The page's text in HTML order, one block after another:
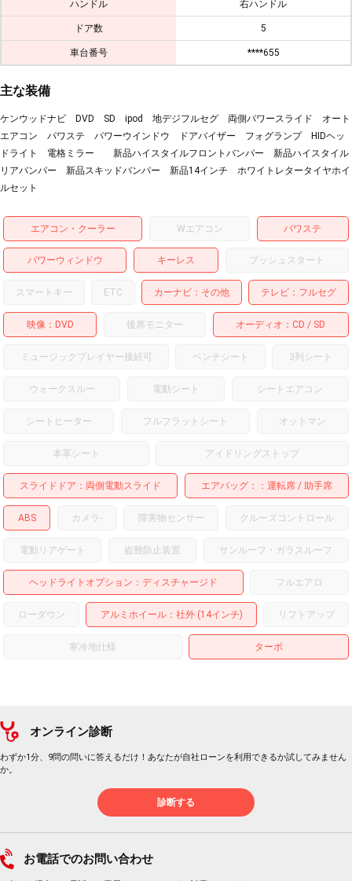
ハンドル 右ハンドル
ドア数 5
車台番号 ****655
主な装備
ケンウッドナビ DVD SD ipod 地デジフルセグ 両側パワースライド オート
エアコン パワステ パワーウインドウ ドアバイザー フォグランプ HIDヘッ
ドライト 電格ミラー 新品ハイスタイルフロントバンパー 新品ハイスタイル
リアバンパー 新品スキッドバンパー 新品14インチ ホワイトレタータイヤホイ
ルセット
エアコン・クーラー Wエアコン パワステ
パワーウィンドウ キーレス プッシュスタート
スマートキー ETC カーナビ その他 テレビ フルセグ
映像 DVD 後席モニター オーディオ CD SD
ミュージックプレイヤー接続可 ベンチシート 3列シート
ウォークスルー 電動シート シートエアコン
シートヒーター フルフラットシート オットマン
本革シート アイドリングストップ
スライドドア 両側電動スライド エアバッグ： 運転席 助手席
ABS カメラ- 障害物センサー クルーズコントロール
電動リアゲート 盗難防止装置 サンルーフ・ガラスルーフ
ヘッドライトオプション ディスチャージド フルエアロ
ローダウン アルミホイール：社外 (14インチ) リフトアップ
寒冷地仕様 ターボ
オンライン診断
わずか1分、9問の問いに答えるだけ！あなたが自社ローンを利用できるか試してみません
か。
診断する
お電話でのお問い合わせ